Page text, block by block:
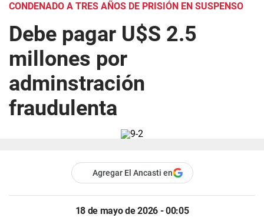
CONDENADO A TRES AÑOS DE PRISIÓN EN SUSPENSO
Debe pagar U$S 2.5
millones por
adminstración
fraudulenta
Agregar El Ancasti en
18 de mayo de 2026 - 00:05